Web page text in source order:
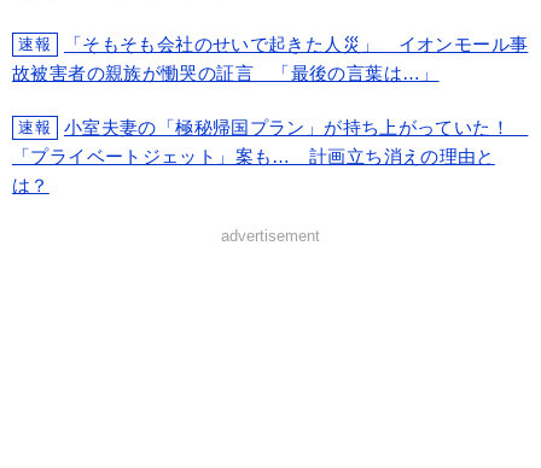
速報
「そもそも会社のせいで起きた人災」 イオンモール事
故被害者の親族が慟哭の証言 「最後の言葉は…」
速報
小室夫妻の「極秘帰国プラン」が持ち上がっていた！
「プライベートジェット」案も… 計画立ち消えの理由と
は？
advertisement